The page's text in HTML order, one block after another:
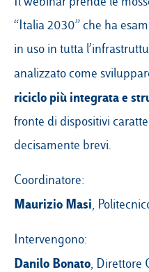
“Italia 2030” che ha
in uso in tutta
analizzato come
riciclo più integrata e
fronte di dispositivi
decisamente brevi.
Coordinatore:
Maurizio Masi,
Intervengono:
Danilo Bonato, Direttore